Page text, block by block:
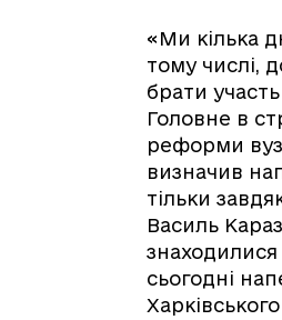
«Ми кілька
тому числі,
брати
Головне в
реформи
визначив
тільки
Василь
знаходилися
сьогодні